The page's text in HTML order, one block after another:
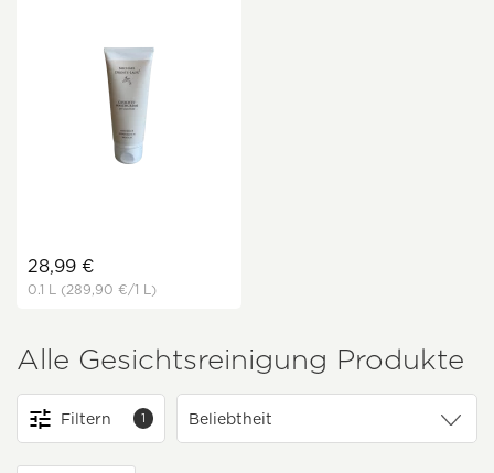
28,99 €
0.1 L (289,90 €/1 L)
Alle Gesichtsreinigung Produkte
Filtern 1